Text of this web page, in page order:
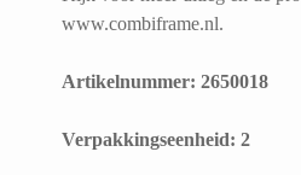
www.combiframe.nl.
Artikelnummer: 2650018
​Verpakkingseenheid: 2